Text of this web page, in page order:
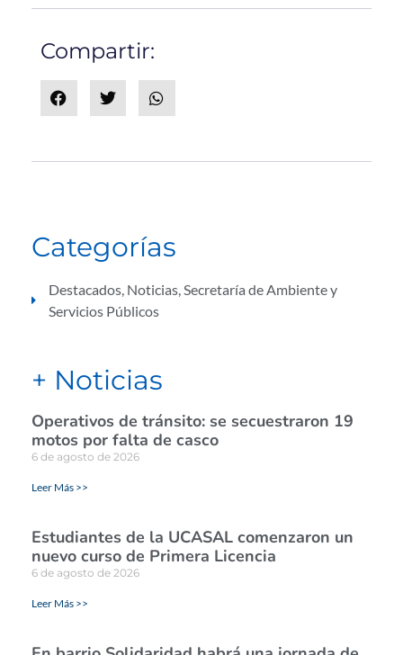
Compartir:
Categorías
Destacados Noticias Secretaría de Ambiente y
Servicios Públicos
+ Noticias
Operativos de tránsito: se secuestraron 19
motos por falta de casco
6 de agosto de 2026
Leer Más >>
Estudiantes de la UCASAL comenzaron un
nuevo curso de Primera Licencia
6 de agosto de 2026
Leer Más >>